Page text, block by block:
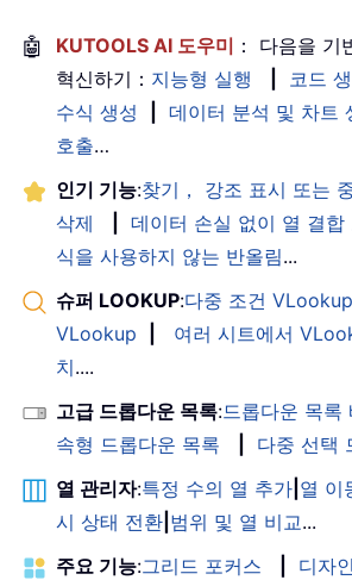
🤖 KUTOOLS AI 도우미 ： 다음을 기
혁신하기： 지능형 실행 코드
수식 생성
데이터 분석 및 차트
호출…
인기 기능:찾기， 강조 표시 또는
삭제
데이터 손실 없이 열 결합
식을 사용하지 않는 반올림...
슈퍼 LOOKUP:다중 조건 VLookup
VLookup
여러 시트에서
치....
고급 드롭다운 목록:드롭다운 목록
속형 드롭다운 목록
다중 선택
열 관리자:특정 수의 열 추가 열 이
시 상태 전환 범위 및 열 비교...
주요 기능:그리드 포커스 디자